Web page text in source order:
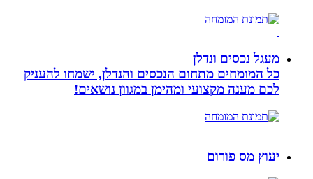
מעגל נכסים ונדלן
כל המומחים מתחום הנכסים והנדלן, ישמחו להעניק
לכם מענה מקצועי ומהימן במגוון נושאים!
יעוץ מס פורום